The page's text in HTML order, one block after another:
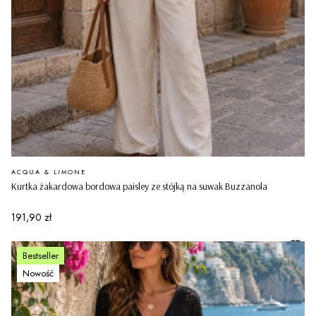
Kurtka żakardowa bordowa paisley ze stójką na suwak Buzzanola
PRODUCENT
ACQUA & LIMONE
Cena
191,90 zł
Bestseller
Nowość